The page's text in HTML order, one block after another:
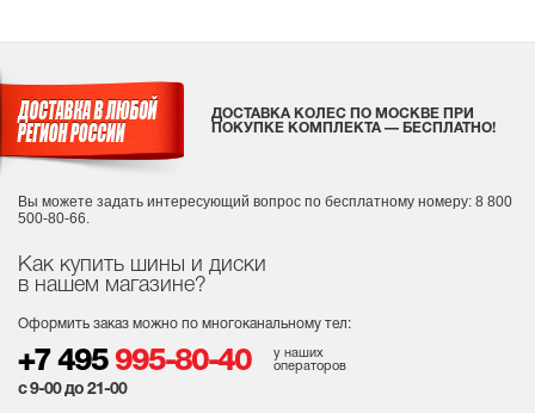
Как купить шины и диски
в нашем магазине?
Оформить заказ можно по многоканальному тел:
+7 495 995-80-40
у наших
операторов
с 9-00 до 21-00
ДОСТАВКА КОЛЕС ПО МОСКВЕ ПРИ
ПОКУПКЕ КОМПЛЕКТА — БЕСПЛАТНО!
Вы можете задать интересующий вопрос по бесплатному номеру: 8 800
500-80-66.